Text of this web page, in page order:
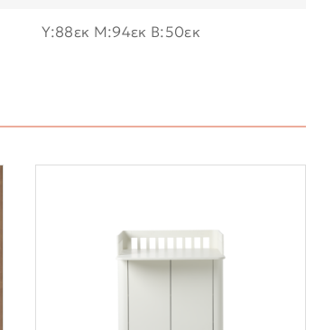
Υ:88εκ M:94εκ B:50εκ